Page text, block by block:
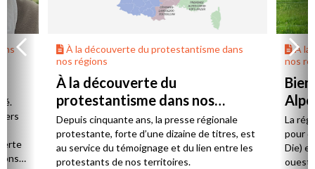
À la découverte du protestantisme dans
nos régions
À la découverte du
protestantisme dans nos
régions
Depuis cinquante ans, la presse régionale
protestante, forte d’une dizaine de titres, est
au service du témoignage et du lien entre les
protestants de nos territoires.
À la
nos
La
pour
Die)
ouest,